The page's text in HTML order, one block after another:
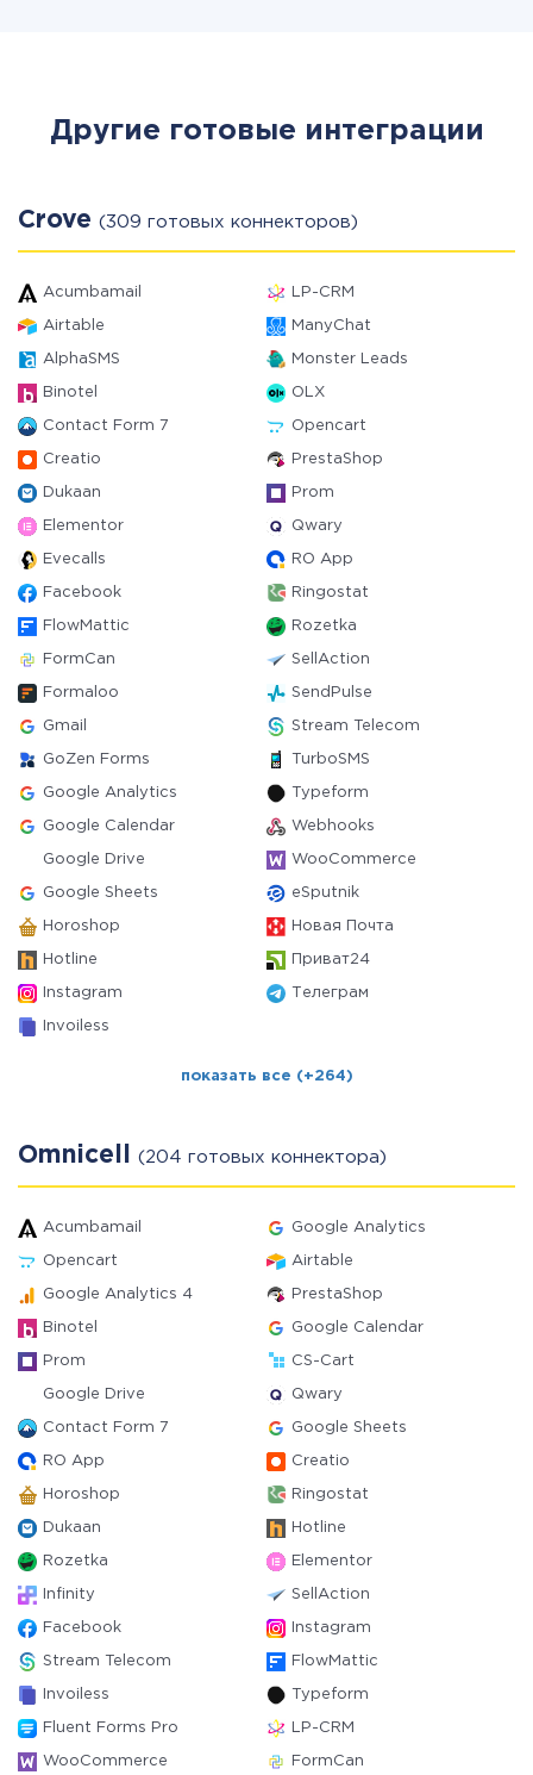
Другие готовые интеграции
Crove (309 готовых коннекторов)
Acumbamail LP-CRM
Airtable ManyChat
AlphaSMS Monster Leads
Binotel OLX
Contact Form 7 Opencart
Creatio PrestaShop
Dukaan Prom
Elementor Qwary
Evecalls RO App
Facebook Ringostat
FlowMattic Rozetka
FormCan SellAction
Formaloo SendPulse
Gmail Stream Telecom
GoZen Forms TurboSMS
Google Analytics Typeform
Google Calendar Webhooks
Google Drive WooCommerce
Google Sheets eSputnik
Horoshop Новая Почта
Hotline Приват24
Instagram Телеграм
Invoiless
показать все (+264)
Omnicell (204 готовых коннектора)
Acumbamail Google Analytics
Opencart Airtable
Google Analytics 4 PrestaShop
Binotel Google Calendar
Prom CS-Cart
Google Drive Qwary
Contact Form 7 Google Sheets
RO App Creatio
Horoshop Ringostat
Dukaan Hotline
Rozetka Elementor
Infinity SellAction
Facebook Instagram
Stream Telecom FlowMattic
Invoiless Typeform
Fluent Forms Pro LP-CRM
WooCommerce FormCan